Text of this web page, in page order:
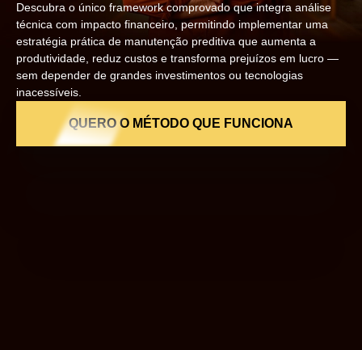
Descubra o único framework comprovado que integra análise
técnica com impacto financeiro, permitindo implementar uma
estratégia prática de manutenção preditiva que aumenta a
produtividade, reduz custos e transforma prejuízos em lucro —
sem depender de grandes investimentos ou tecnologias
inacessíveis.
QUERO O MÉTODO QUE FUNCIONA